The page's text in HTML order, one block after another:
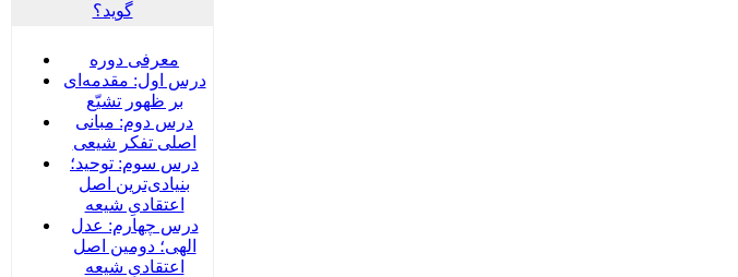
گوید؟
معرفی دوره
درس اول: مقدمه‌ای
بر ظهور تشیّع
درس دوم: مبانی
اصلی تفکر شیعی
درس سوم: توحید؛
بنیادی‌‌ترین اصل
اعتقادیِ شیعه
درس چهارم: عدل
الهی؛ دومین اصل
اعتقادیِ شیعه